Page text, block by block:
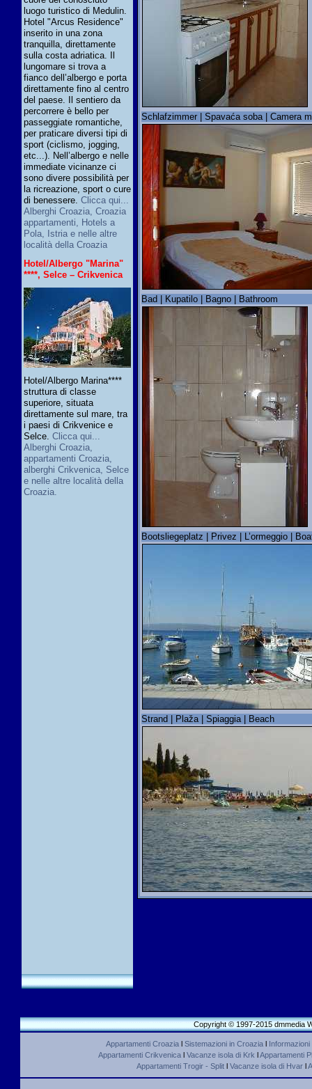
luogo turistico di Medulin.
Hotel "Arcus Residence"
inserito in una zona
tranquilla, direttamente
sulla costa adriatica. Il
lungomare si trova a
fianco dell’albergo e porta
direttamente fino al centro
del paese. Il sentiero da
percorrere è bello per
passeggiate romantiche,
per praticare diversi tipi di
sport (ciclismo, jogging,
etc...). Nell’albergo e nelle
immediate vicinanze ci
sono divere possibilità per
la ricreazione, sport o cure
di benessere. Clicca qui...
Alberghi Croazia, Croazia
appartamenti, Hotels a
Pola, Istria e nelle altre
località della Croazia
Hotel/Albergo "Marina"
****, Selce – Crikvenica
Hotel/Albergo Marina****
struttura di classe
superiore, situata
direttamente sul mare, tra
i paesi di Crikvenice e
Selce. Clicca qui...
Alberghi Croazia,
appartamenti Croazia,
alberghi Crikvenica, Selce
e nelle altre località della
Croazia.
Schlafzimmer | Spavaća soba | Camera
Bad | Kupatilo | Bagno | Bathroom
Bootsliegeplatz | Privez | L’ormeggio |
Strand | Plaža | Spiaggia | Beach
Copyright © 1997-2015 dmmedia
Appartamenti Croazial Sistemazioni in Croazial Informazioni
Appartamenti Crikvenica l Vacanze isola di Krk lAppartamenti
Appartamenti Trogir - Split l Vacanze isola di Hvar l